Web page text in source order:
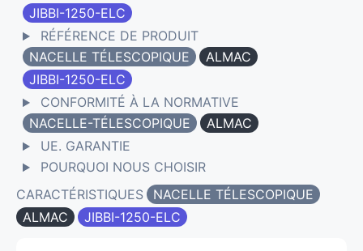
JIBBI-1250-ELC
RÉFÉRENCE DE PRODUIT
NACELLE TÉLESCOPIQUE
ALMAC
JIBBI-1250-ELC
CONFORMITÉ À LA NORMATIVE
NACELLE-TÉLESCOPIQUE
ALMAC
UE. GARANTIE
POURQUOI NOUS CHOISIR
CARACTÉRISTIQUES
NACELLE TÉLESCOPIQUE
ALMAC
JIBBI-1250-ELC